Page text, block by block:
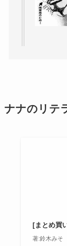
ナナのリテ
[まとめ買
著:鈴木みそ